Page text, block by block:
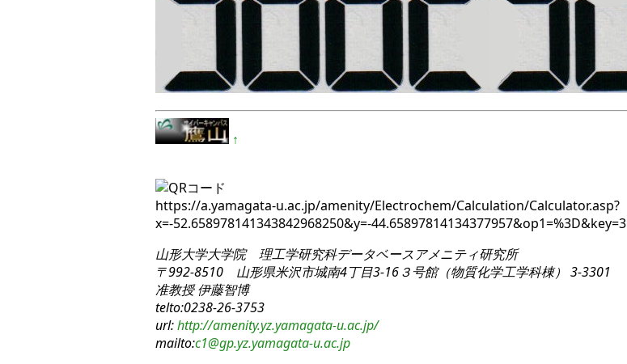
↑
https://a.yamagata-u.ac.jp/amenity/Electrochem/Calculation/Calculator.asp?
x=-52.658978141343842968250&y=-44.65897814134377957&op1=%3D&key=3
山形大学大学院 理工学研究科データベースアメニティ研究所
〒992-8510 山形県米沢市城南4丁目3-16３号館（物質化学工学科棟） 3-3301
准教授 伊藤智博
telto:0238-26-3753
url:http://amenity.yz.yamagata-u.ac.jp/
mailto:c1@gp.yz.yamagata-u.ac.jp